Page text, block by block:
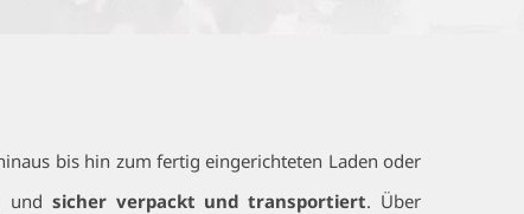
bis hin zum fertig eingerichteten Laden oder
und sicher verpackt und transportiert. Über